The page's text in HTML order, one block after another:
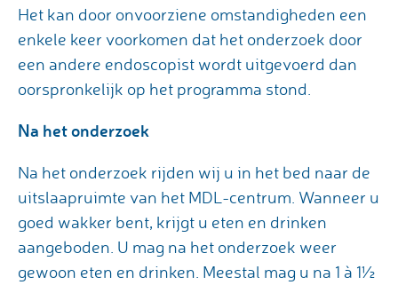
Het kan door onvoorziene omstandigheden een
enkele keer voorkomen dat het onderzoek door
een andere endoscopist wordt uitgevoerd dan
oorspronkelijk op het programma stond.
Na het onderzoek
Na het onderzoek rijden wij u in het bed naar de
uitslaapruimte van het MDL-centrum. Wanneer u
goed wakker bent, krijgt u eten en drinken
aangeboden. U mag na het onderzoek weer
gewoon eten en drinken. Meestal mag u na 1 à 1½